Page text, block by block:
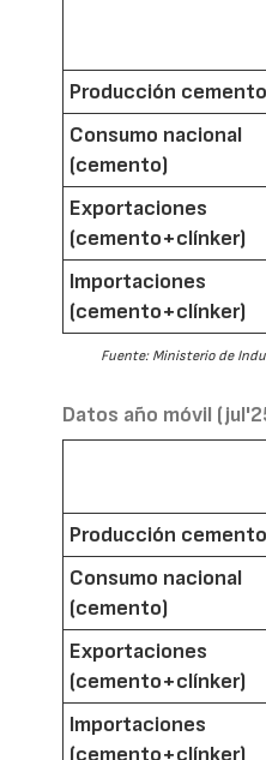
Producción cemento
Consumo nacional
(cemento)
Exportaciones
(cemento+clínker)
Importaciones
(cemento+clínker)
Fuente: Ministerio de
Datos año móvil
Producción cemento
Consumo nacional
(cemento)
Exportaciones
(cemento+clínker)
Importaciones
(cemento+clínker)